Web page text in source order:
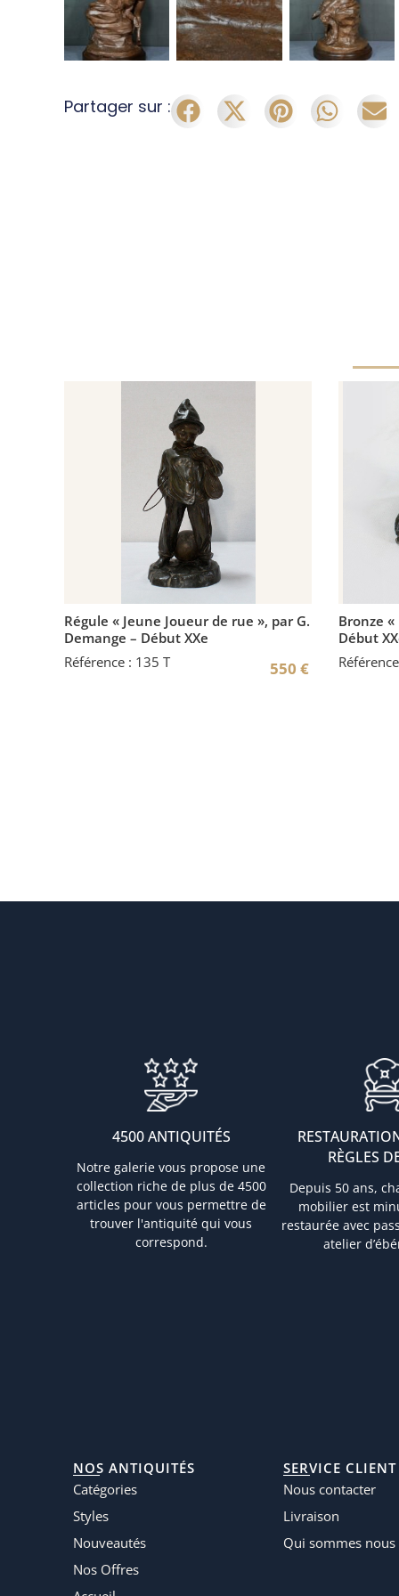
Partager sur :
Régule « Jeune Joueur de rue », par G.
Demange – Début XXe
Référence : 135 T
550 €
Bronze
Début
4500 ANTIQUITÉS
Notre galerie vous propose une
collection riche de plus de 4500
articles pour vous permettre de
trouver l'antiquité qui vous
correspond.
RÈGLES
Depuis 50 ans,
mobilier est
restaurée avec
atelier
NOS ANTIQUITÉS
Catégories
Styles
Nouveautés
Nos Offres
SERVICE CLIENT
Nous contacter
Livraison
Qui sommes nous